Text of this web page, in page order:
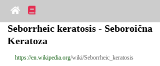
Seborrheic keratosis - Seboroična
Keratoza
https://en.wikipedia.org/wiki/Seborrheic_keratosis